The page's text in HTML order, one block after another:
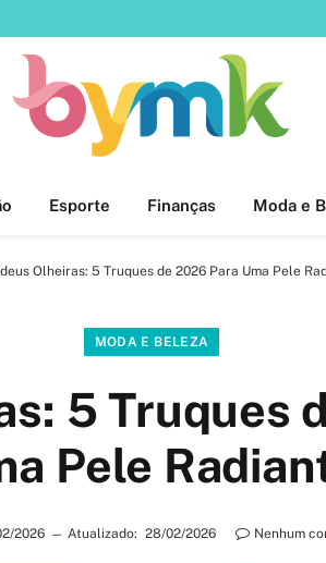
Esporte Finanças Moda e
Olheiras: 5 Truques de 2026 Para Uma Pele
MODA E BELEZA
5 Truques
Pele
2026 Atualizado: 28/02/2026 Nenhum